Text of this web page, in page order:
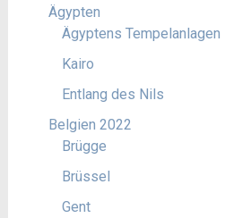
Ägypten
Ägyptens Tempelanlagen
Kairo
Entlang des Nils
Belgien 2022
Brügge
Brüssel
Gent